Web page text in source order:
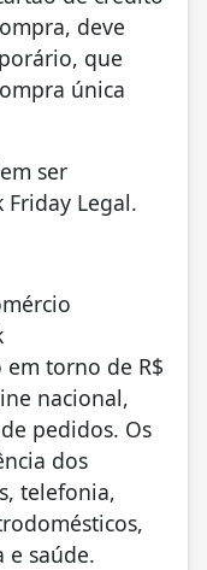
deve
que
única
ser
Friday Legal.
torno de R$
nacional,
pedidos. Os
dos
telefonia,
e saúde.